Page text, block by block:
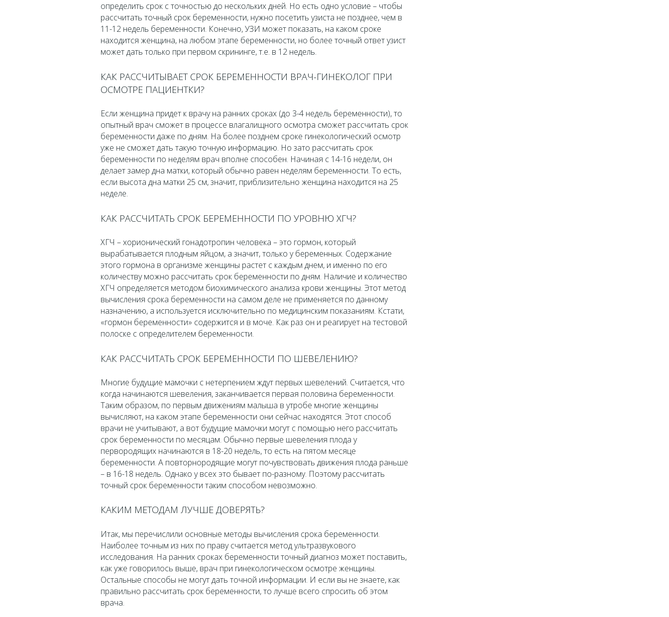
определить срок с точностью до нескольких дней. Но есть одно условие – чтобы
рассчитать точный срок беременности, нужно посетить узиста не позднее, чем в
11-12 недель беременности. Конечно, УЗИ может показать, на каком сроке
находится женщина, на любом этапе беременности, но более точный ответ узист
может дать только при первом скрининге, т.е. в 12 недель.
КАК РАССЧИТЫВАЕТ СРОК БЕРЕМЕННОСТИ ВРАЧ-ГИНЕКОЛОГ ПРИ
ОСМОТРЕ ПАЦИЕНТКИ?
Если женщина придет к врачу на ранних сроках (до 3-4 недель беременности), то
опытный врач сможет в процессе влагалищного осмотра сможет рассчитать срок
беременности даже по дням. На более позднем сроке гинекологический осмотр
уже не сможет дать такую точную информацию. Но зато рассчитать срок
беременности по неделям врач вполне способен. Начиная с 14-16 недели, он
делает замер дна матки, который обычно равен неделям беременности. То есть,
если высота дна матки 25 см, значит, приблизительно женщина находится на 25
неделе.
КАК РАССЧИТАТЬ СРОК БЕРЕМЕННОСТИ ПО УРОВНЮ ХГЧ?
ХГЧ – хорионический гонадотропин человека – это гормон, который
вырабатывается плодным яйцом, а значит, только у беременных. Содержание
этого гормона в организме женщины растет с каждым днем, и именно по его
количеству можно рассчитать срок беременности по дням. Наличие и количество
ХГЧ определяется методом биохимического анализа крови женщины. Этот метод
вычисления срока беременности на самом деле не применяется по данному
назначению, а используется исключительно по медицинским показаниям. Кстати,
«гормон беременности» содержится и в моче. Как раз он и реагирует на тестовой
полоске с определителем беременности.
КАК РАССЧИТАТЬ СРОК БЕРЕМЕННОСТИ ПО ШЕВЕЛЕНИЮ?
Многие будущие мамочки с нетерпением ждут первых шевелений. Считается, что
когда начинаются шевеления, заканчивается первая половина беременности.
Таким образом, по первым движениям малыша в утробе многие женщины
вычисляют, на каком этапе беременности они сейчас находятся. Этот способ
врачи не учитывают, а вот будущие мамочки могут с помощью него рассчитать
срок беременности по месяцам. Обычно первые шевеления плода у
первородящих начинаются в 18-20 недель, то есть на пятом месяце
беременности. А повторнородящие могут почувствовать движения плода раньше
– в 16-18 недель. Однако у всех это бывает по-разному. Поэтому рассчитать
точный срок беременности таким способом невозможно.
КАКИМ МЕТОДАМ ЛУЧШЕ ДОВЕРЯТЬ?
Итак, мы перечислили основные методы вычисления срока беременности.
Наиболее точным из них по праву считается метод ультразвукового
исследования. На ранних сроках беременности точный диагноз может поставить,
как уже говорилось выше, врач при гинекологическом осмотре женщины.
Остальные способы не могут дать точной информации. И если вы не знаете, как
правильно рассчитать срок беременности, то лучше всего спросить об этом
врача.